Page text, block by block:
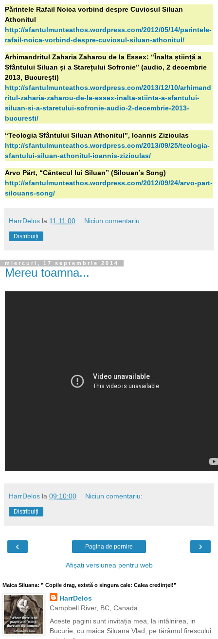
Părintele Rafail Noica vorbind despre Cuviosul Siluan
Athonitul
http://sfantulmunteathos.wordpress.com/2012/05/14/parintele-
rafail-noica-vorbind-despre-cuviosul-siluan-athonitul/
Arhimandritul Zaharia Zaharou de la Essex: “Înalta știință a
Sfântului Siluan și a Starețului Sofronie” (audio, 2 decembrie
2013, București)
http://sfantulmunteathos.wordpress.com/2013/12/10/arhimand
ritul-zaharia-zaharou-de-la-essex-inalta-stiinta-a-sfantului-
siluan-si-a-staretului-sofronie-audio-2-decembrie-2013-
bucuresti/
“Teologia Sfântului Siluan Athonitul”, Ioannis Zizioulas
http://sfantulmunteathos.wordpress.com/2013/09/25/teologia-
sfantului-siluan-athonitul-ioannis-zizioulas/
Arvo Pärt, “Cântecul lui Siluan” (Silouan’s Song)
http://sfantulmunteathos.wordpress.com/2012/09/24/arvo-part-
silouans-song/
HarrDelos la 11:11:00 Niciun comentariu:
Distribuiți
miercuri, 17 septembrie 2014
Mereu toamna...
HarrDelos la 09:10:00 Niciun comentariu:
Distribuiți
‹ ›
Pagina de pornire
Afișați versiunea pentru web
Maica Siluana: ” Copile drag, există o singura cale: Calea credinței!”
HarrDelos
Campbell River, BC, Canada
Aceste pagini sunt invitația mea, la intâlnirea, in
Bucurie, cu maica Siluana Vlad, pe tărâmul firescului